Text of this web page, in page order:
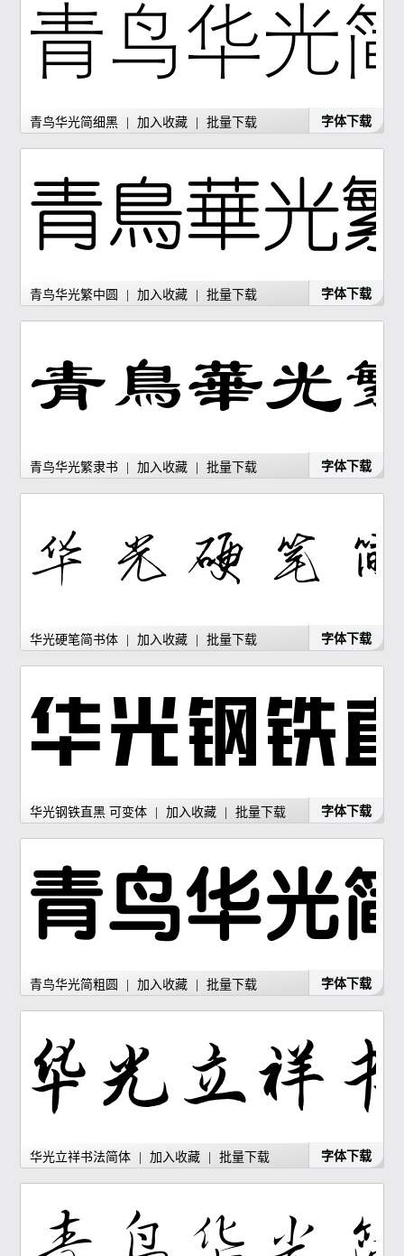
青鸟华光简细黑 加入收藏 批量下载 字体下载
青鸟华光繁中圆 加入收藏 批量下载 字体下载
青鸟华光繁隶书 加入收藏 批量下载 字体下载
华光硬笔简书体 加入收藏 批量下载 字体下载
华光钢铁直黑 可变体 加入收藏 批量下载 字体下载
青鸟华光简粗圆 加入收藏 批量下载 字体下载
华光立祥书法简体 加入收藏 批量下载 字体下载